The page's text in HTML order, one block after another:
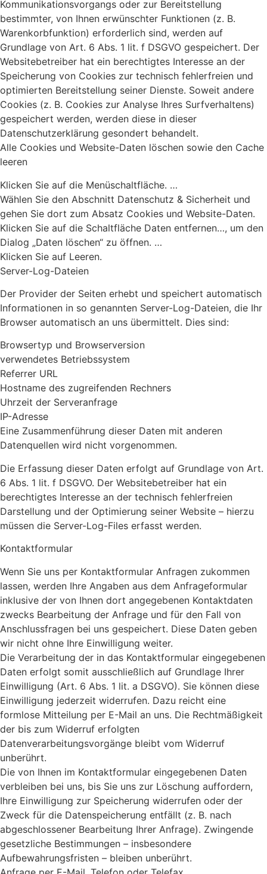
Kommunikationsvorgangs oder zur Bereitstellung
bestimmter, von Ihnen erwünschter Funktionen (z. B.
Warenkorbfunktion) erforderlich sind, werden auf
Grundlage von Art. 6 Abs. 1 lit. f DSGVO gespeichert. Der
Websitebetreiber hat ein berechtigtes Interesse an der
Speicherung von Cookies zur technisch fehlerfreien und
optimierten Bereitstellung seiner Dienste. Soweit andere
Cookies (z. B. Cookies zur Analyse Ihres Surfverhaltens)
gespeichert werden, werden diese in dieser
Datenschutzerklärung gesondert behandelt.
Alle Cookies und Website-Daten löschen sowie den Cache
leeren
Klicken Sie auf die Menüschaltfläche. …
Wählen Sie den Abschnitt Datenschutz & Sicherheit und
gehen Sie dort zum Absatz Cookies und Website-Daten.
Klicken Sie auf die Schaltfläche Daten entfernen…, um den
Dialog „Daten löschen“ zu öffnen. …
Klicken Sie auf Leeren.
Server-Log-Dateien
Der Provider der Seiten erhebt und speichert automatisch
Informationen in so genannten Server-Log-Dateien, die Ihr
Browser automatisch an uns übermittelt. Dies sind:
Browsertyp und Browserversion
verwendetes Betriebssystem
Referrer URL
Hostname des zugreifenden Rechners
Uhrzeit der Serveranfrage
IP-Adresse
Eine Zusammenführung dieser Daten mit anderen
Datenquellen wird nicht vorgenommen.
Die Erfassung dieser Daten erfolgt auf Grundlage von Art.
6 Abs. 1 lit. f DSGVO. Der Websitebetreiber hat ein
berechtigtes Interesse an der technisch fehlerfreien
Darstellung und der Optimierung seiner Website – hierzu
müssen die Server-Log-Files erfasst werden.
Kontaktformular
Wenn Sie uns per Kontaktformular Anfragen zukommen
lassen, werden Ihre Angaben aus dem Anfrageformular
inklusive der von Ihnen dort angegebenen Kontaktdaten
zwecks Bearbeitung der Anfrage und für den Fall von
Anschlussfragen bei uns gespeichert. Diese Daten geben
wir nicht ohne Ihre Einwilligung weiter.
Die Verarbeitung der in das Kontaktformular eingegebenen
Daten erfolgt somit ausschließlich auf Grundlage Ihrer
Einwilligung (Art. 6 Abs. 1 lit. a DSGVO). Sie können diese
Einwilligung jederzeit widerrufen. Dazu reicht eine
formlose Mitteilung per E-Mail an uns. Die Rechtmäßigkeit
der bis zum Widerruf erfolgten
Datenverarbeitungsvorgänge bleibt vom Widerruf
unberührt.
Die von Ihnen im Kontaktformular eingegebenen Daten
verbleiben bei uns, bis Sie uns zur Löschung auffordern,
Ihre Einwilligung zur Speicherung widerrufen oder der
Zweck für die Datenspeicherung entfällt (z. B. nach
abgeschlossener Bearbeitung Ihrer Anfrage). Zwingende
gesetzliche Bestimmungen – insbesondere
Aufbewahrungsfristen – bleiben unberührt.